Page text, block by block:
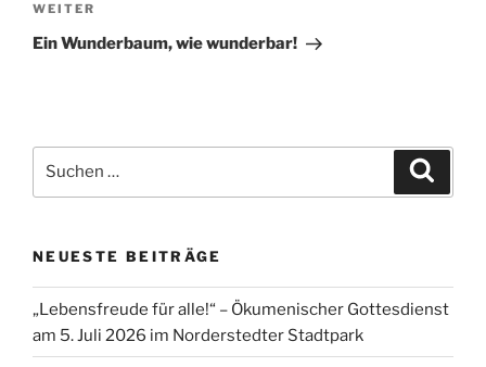
Nächster
Beitrag
WEITER
Ein Wunderbaum, wie wunderbar!
nach:
NEUESTE BEITRÄGE
„Lebensfreude für alle!“ – Ökumenischer Gottesdienst
am 5. Juli 2026 im Norderstedter Stadtpark